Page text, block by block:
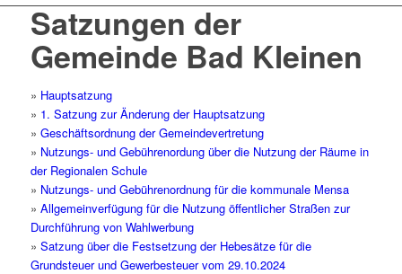
Satzungen der
Gemeinde Bad Kleinen
» Hauptsatzung
» 1. Satzung zur Änderung der Hauptsatzung
» Geschäftsordnung der Gemeindevertretung
» Nutzungs- und Gebührenordung über die Nutzung der Räume in
der Regionalen Schule
» Nutzungs- und Gebührenordnung für die kommunale Mensa
» Allgemeinverfügung für die Nutzung öffentlicher Straßen zur
Durchführung von Wahlwerbung
» Satzung über die Festsetzung der Hebesätze für die
Grundsteuer und Gewerbesteuer vom 29.10.2024